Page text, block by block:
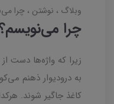
وبلاگ نوشتن چرا
چرا
زیرا که واژه‌ها دست
به درودیوار ذهنم
کاغذ جاگیر شوند.